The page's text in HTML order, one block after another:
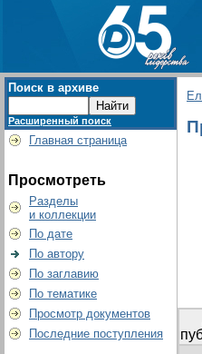
Поиск в архиве
Расширенный поиск
Главная страница
Просмотреть
Разделы
и коллекции
По дате
По автору
По заглавию
По тематике
Просмотр документов
Последние поступления